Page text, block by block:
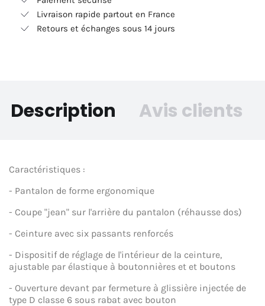
Livraison rapide partout en France
Retours et échanges sous 14 jours
Description Avis clients
Caractéristiques :
- Pantalon de forme ergonomique
- Coupe "jean" sur l'arrière du pantalon (réhausse dos)
- Ceinture avec six passants renforcés
- Dispositif de réglage de l'intérieur de la ceinture,
ajustable par élastique à boutonnières et et boutons
- Ouverture devant par fermeture à glissière injectée de
type D classe 6 sous rabat avec bouton